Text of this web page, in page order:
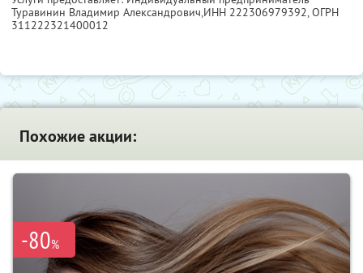
Туравинин Владимир Александрович,ИНН 222306979392, ОГРН
311222321400012
Похожие акции:
-80%